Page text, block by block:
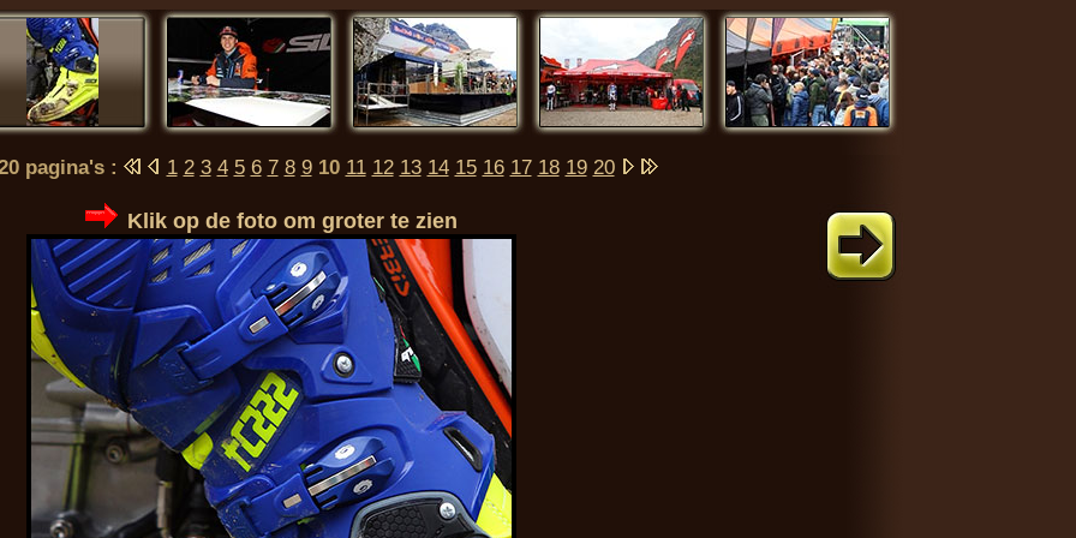
pagina's : 1 2 3 4 5 6 7 8 910 11 12 13 14 15 16 17 18 19 20
Klik op de foto om groter te zien